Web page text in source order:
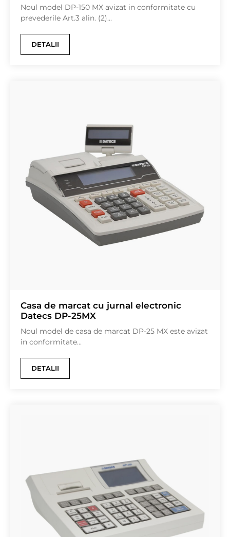
Noul model DP-150 MX avizat in conformitate cu
prevederile Art.3 alin. (2)...
DETALII
Casa de marcat cu jurnal electronic
Datecs DP-25MX
Noul model de casa de marcat DP-25 MX este avizat
in conformitate...
DETALII